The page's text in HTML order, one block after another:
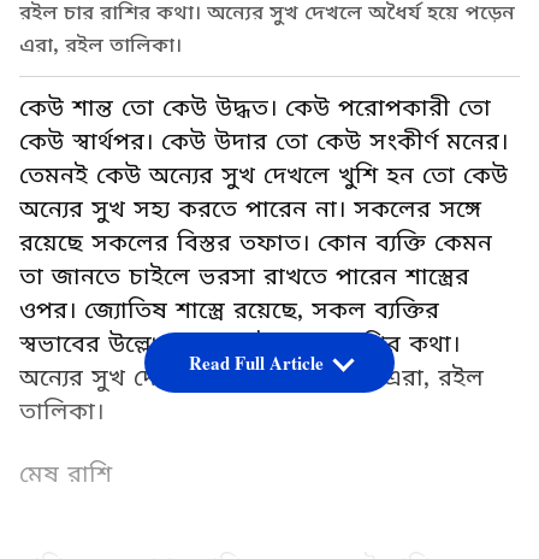
রইল চার রাশির কথা। অন্যের সুখ দেখলে অধৈর্য হয়ে পড়েন
এরা, রইল তালিকা।
কেউ শান্ত তো কেউ উদ্ধত। কেউ পরোপকারী তো
কেউ স্বার্থপর। কেউ উদার তো কেউ সংকীর্ণ মনের।
তেমনই কেউ অন্যের সুখ দেখলে খুশি হন তো কেউ
অন্যের সুখ সহ্য করতে পারেন না। সকলের সঙ্গে
রয়েছে সকলের বিস্তর তফাত। কোন ব্যক্তি কেমন
তা জানতে চাইলে ভরসা রাখতে পারেন শাস্ত্রের
ওপর। জ্যোতিষ শাস্ত্রে রয়েছে, সকল ব্যক্তির
স্বভাবের উল্লেখ। আজ রইল চার রাশির কথা।
অন্যের সুখ দেখলে অধৈর্য হয়ে পড়েন এরা, রইল
তালিকা।
মেষ রাশি
Read Full Article